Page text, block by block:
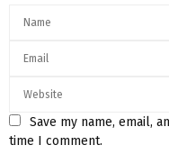
Save my name, email,
time I comment.